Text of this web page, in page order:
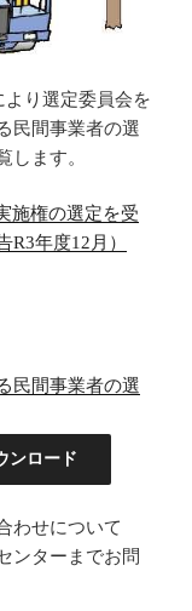
り選定委員会を
民間事業者の選
します。
施権の選定を受
年度12月）
民間事業者の選
ンロード
わせについて
ンターまでお問